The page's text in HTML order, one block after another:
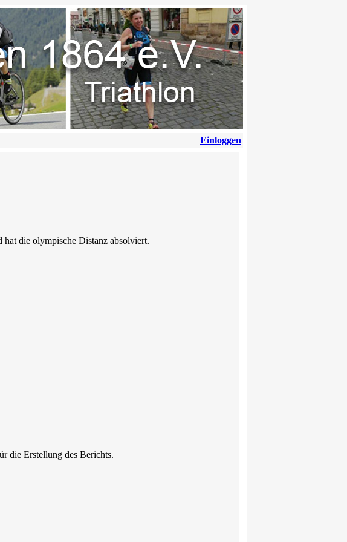
Einloggen
hat die olympische Distanz absolviert.
die Erstellung des Berichts.